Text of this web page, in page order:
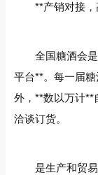
**产销对接
全国糖酒会
平台**。每一届
外，**数以万计**
洽谈订货。
是生产和贸